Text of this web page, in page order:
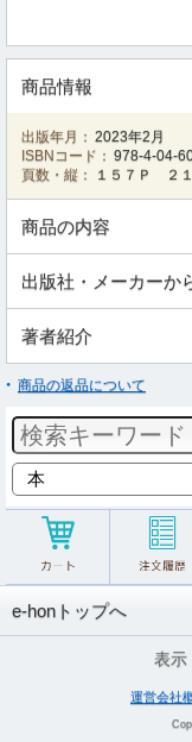
商品情報
出版年月： 2023年2月
ISBNコード： 978-4-04-
頁数・縦：
１５７Ｐ ２
商品の内容
出版社・メーカーか
著者紹介
商品の返品について
e-honトップへ
表示
運営会社